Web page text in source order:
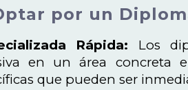
por un
Rápida: Los
en un área concreta
que pueden ser